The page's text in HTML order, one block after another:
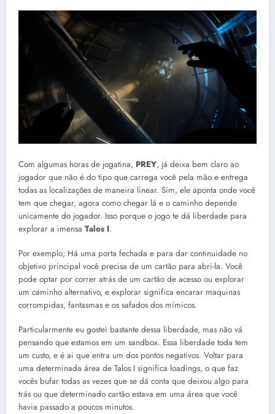
Com algumas horas de jogatina, PREY, já deixa bem claro ao
jogador que não é do tipo que carrega você pela mão e entrega
todas as localizações de maneira linear. Sim, ele aponta onde você
tem que chegar, agora como chegar lá e o caminho depende
unicamente do jogador. Isso porque o jogo te dá liberdade para
explorar a imensa Talos I.
Por exemplo; Há uma porta fechada e para dar continuidade no
objetivo principal você precisa de um cartão para abri-la. Você
pode optar por correr atrás de um cartão de acesso ou explorar
um caminho alternativo, e explorar significa encarar maquinas
corrompidas, fantasmas e os safados dos mímicos.
Particularmente eu gostei bastante dessa liberdade, mas não vá
pensando que estamos em um sandbox. Essa liberdade toda tem
um custo, e é ai que entra um dos pontos negativos. Voltar para
uma determinada área de Talos I significa loadings, o que faz
vocês bufar todas as vezes que se dá conta que deixou algo para
trás ou que determinado cartão estava em uma área que você
havia passado a poucos minutos.